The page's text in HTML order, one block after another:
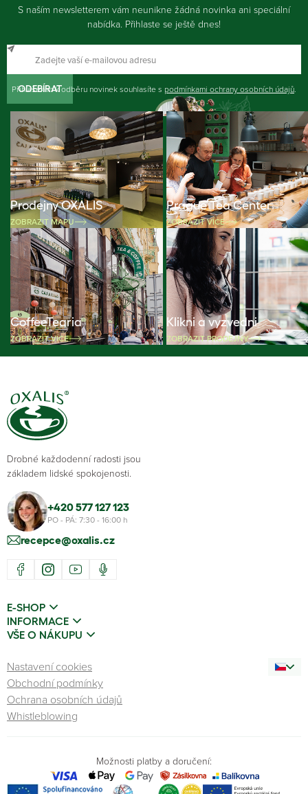
S naším newsletterem vám neunikne žádná novinka ani speciální
nabídka. Přihlaste se ještě dnes!
ODEBÍRAT
Přihlášením k odběru novinek souhlasíte s podmínkami ochrany osobních údajů.
Prodejny OXALIS
ZOBRAZIT MAPU
Prague Tea Center
ZOBRAZIT VÍCE
CoffeeTearia
ZOBRAZIT VÍCE
Klikni a vyzvedni
ZOBRAZIT PRODEJNY
Drobné každodenní radosti jsou
základem lidské spokojenosti.
+420 577 127 123
PO - PÁ: 7:30 - 16:00 h
recepce@oxalis.cz
E-SHOP
INFORMACE
VŠE O NÁKUPU
Nastavení cookies
Obchodní podmínky
Ochrana osobních údajů
Whistleblowing
Možnosti platby a doručení: